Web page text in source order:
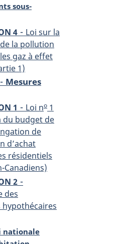
sous-
4 - Loi sur la
la pollution
gaz à effet
1)
- Mesures
1 - Loi no 1
du budget de
de
d’achat
résidentiels
Canadiens)
2 -
des
nationale